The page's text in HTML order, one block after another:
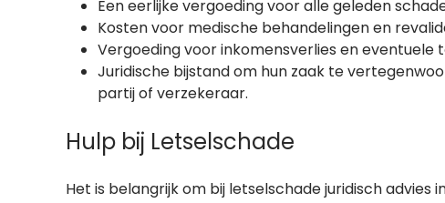
Een eerlijke vergoeding voor alle geleden
Kosten voor medische behandelingen en
Vergoeding voor inkomensverlies en eventuele
Juridische bijstand om hun zaak te
partij of verzekeraar.
Hulp bij Letselschade
Het is belangrijk om bij letselschade juridisch